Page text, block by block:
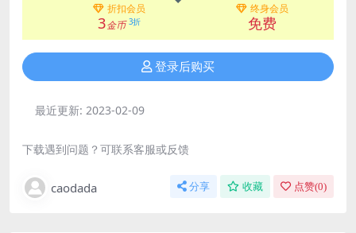
折扣会员
3金币 3折
终身会员
免费
登录后购买
最近更新: 2023-02-09
下载遇到问题？可联系客服或反馈
caodada 分享 收藏 点赞(0)